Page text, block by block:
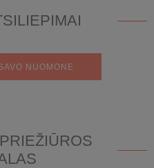
NUOMONE